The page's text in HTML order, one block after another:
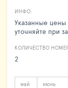
ИНФО:
Указанные
уточняйте при
КОЛИЧЕСТВО
2
май июнь